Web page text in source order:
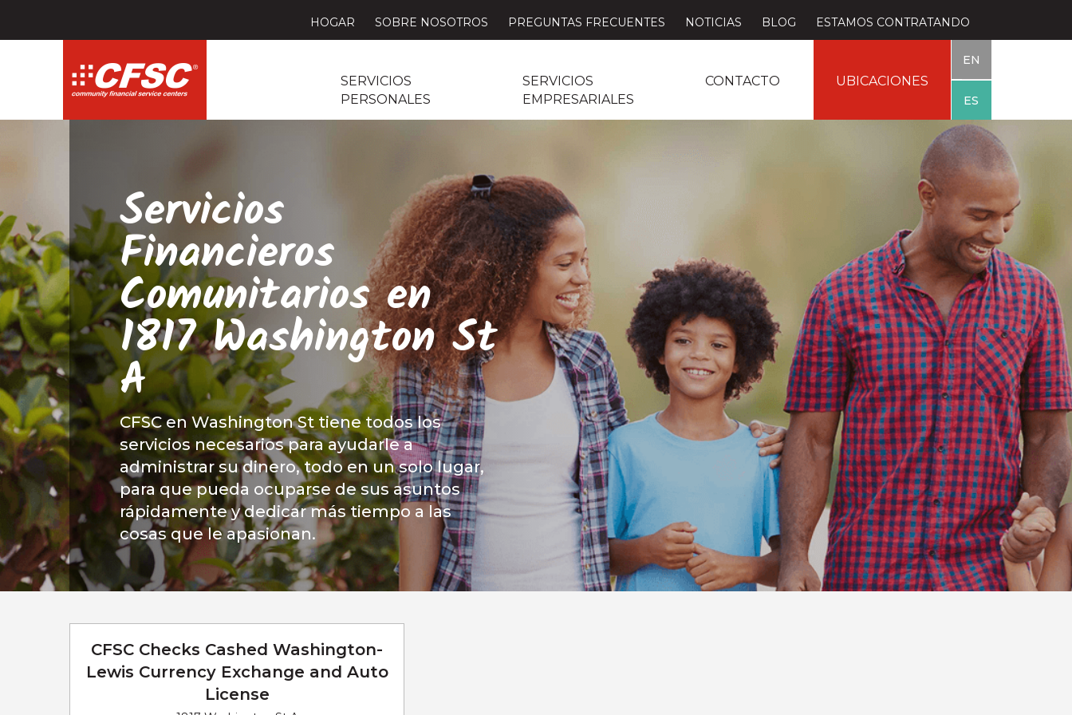
HOGAR SOBRE NOSOTROS PREGUNTAS FRECUENTES NOTICIAS BLOG ESTAMOS CONTRATANDO
SERVICIOS
PERSONALES
SERVICIOS
EMPRESARIALES
CONTACTO UBICACIONES
EN
ES
Servicios
Financieros
Comunitarios en
1817 Washington St
A
CFSC en Washington St tiene todos los
servicios necesarios para ayudarle a
administrar su dinero, todo en un solo lugar,
para que pueda ocuparse de sus asuntos
rápidamente y dedicar más tiempo a las
cosas que le apasionan.
CFSC Checks Cashed Washington-
Lewis Currency Exchange and Auto
License